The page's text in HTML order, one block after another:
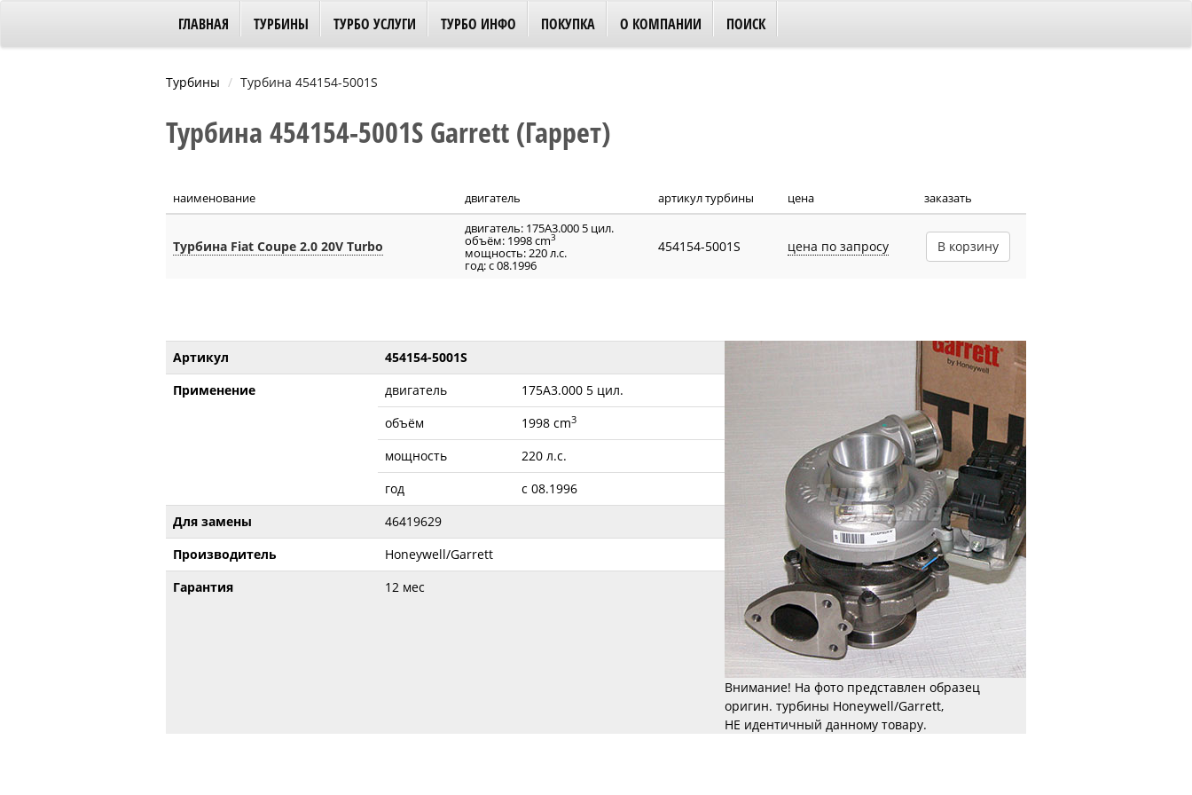
ГЛАВНАЯ ТУРБИНЫ ТУРБО УСЛУГИ ТУРБО ИНФО ПОКУПКА О КОМПАНИИ ПОИСК
Турбины Турбина 454154-5001S
Турбина 454154-5001S Garrett (Гаррет)
наименование двигатель артикул турбины цена заказать
Турбина Fiat Coupe 2.0 20V Turbo
двигатель: 175A3.000 5 цил.
объём: 1998 cm3
мощность: 220 л.с.
год: с 08.1996
454154-5001S цена по запросу В корзину
Артикул
454154-5001S
Применение
двигатель
175A3.000 5 цил.
объём
1998 cm3
мощность
220 л.с.
год
с 08.1996
Для замены
46419629
Производитель
Honeywell/Garrett
Гарантия
12 мес
Внимание! На фото представлен образец
оригин. турбины Honeywell/Garrett,
НЕ идентичный данному товару.